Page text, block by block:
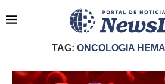
TAG: ONCOLOGIA